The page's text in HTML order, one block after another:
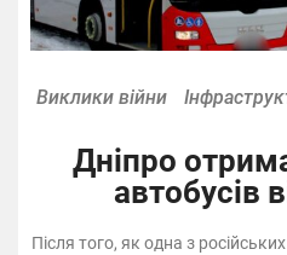
Виклики війни
Дніпро
автобусів
Після того, як одна з